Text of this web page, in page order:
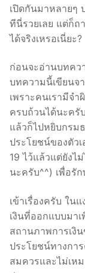
เปิดกันมาหลายๆ
ทีนี่รวยเลย แต่ก็ถ
ได้จริงเหรอเนี่ยะ?
ก่อนจะอ่านบทคว
บทความนี้เขียนจ
เพราะคนเรามีจ
ครบถ้วนได้นะครั
แล้วก็ไปหยิบกรม
ประโยชน์ของตัว
19 ไว้แล้วแต่ยังไ
นะครับ^^) เพื่อรั
เข้าเรื่องครับ ใน
เงินที่ออกแบบมา
สถานภาพการเงิ
ประโยชน์ทางกา
สมควรและไม่เห